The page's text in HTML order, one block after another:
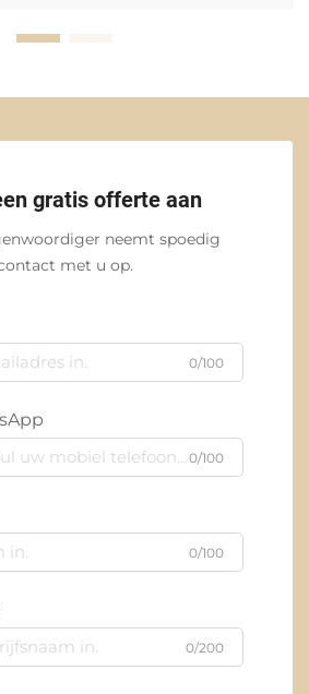
gratis offerte aan
neemt spoedig
met u op.
0/100
0/100
0/100
0/200